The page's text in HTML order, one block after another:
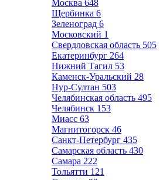
Москва 648
Щербинка 6
Зеленоград 6
Московский 1
Свердловская область 505
Екатеринбург 264
Нижний Тагил 53
Каменск-Уральский 28
Нур-Султан 503
Челябинская область 495
Челябинск 153
Миасс 63
Магнитогорск 46
Санкт-Петербург 435
Самарская область 430
Самара 222
Тольятти 121